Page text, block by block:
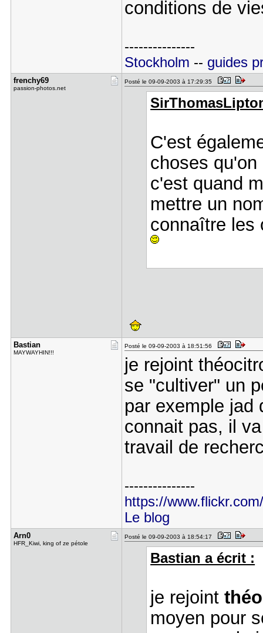
conditions de
---------------
Stockholm -- guides
frenchy69
passion-photos.net
Posté le 09-09-2003 à 17:29:35
C'est
choses
c'est quand
mettre un
connaître les
Bastian
MAYWAYHIN!!!
Posté le 09-09-2003 à 18:51:56
je rejoint
se "cultiver" un
par exemple jad
connait pas, il
travail de
---------------
https://
Le blog
Arn0
HFR_Kiwi, king of ze pétole
Posté le 09-09-2003 à 18:54:17
Bastian a écrit :
je rejoint
moyen pour